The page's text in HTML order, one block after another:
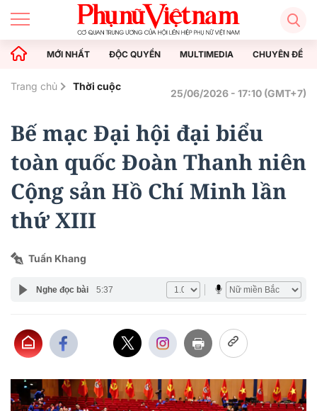
MỚI NHẤT ĐỘC QUYỀN MULTIMEDIA CHUYÊN ĐỀ
Trang chủ Thời cuộc
25/06/2026 - 17:10 (GMT+7)
Bế mạc Đại hội đại biểu
toàn quốc Đoàn Thanh niên
Cộng sản Hồ Chí Minh lần
thứ XIII
Tuấn Khang
Nghe đọc bài 5:37